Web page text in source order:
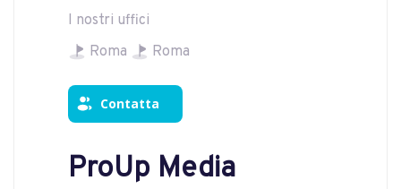
I nostri uffici
Roma
Roma
Contatta
ProUp Media